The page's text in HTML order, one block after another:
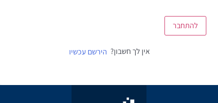
להתחבר
אין לך חשבון? הירשם עכשיו